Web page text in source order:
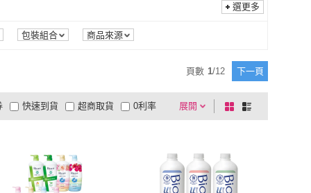
選更多
包裝組合 商品來源
頁數 1/12 下一頁
展開
有影片
有量 電視購物
快速到貨 超商取貨 0利率
棋
盤
列